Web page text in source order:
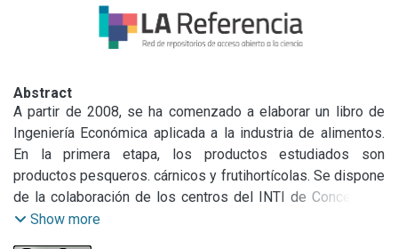
Abstract
A partir de 2008, se ha comenzado a elaborar un libro de
Ingeniería Económica aplicada a la industria de alimentos.
En la primera etapa, los productos estudiados son
productos pesqueros. cárnicos y frutihortícolas. Se dispone
de la colaboración de los centros del INTI de Concepción
del Uruguay, Mendoza y Neuquén. Se está realizando la
Show more